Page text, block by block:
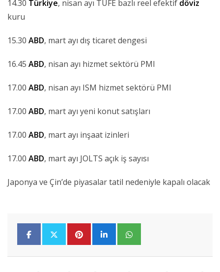
14.30 Türkiye, nisan ayı TÜFE bazlı reel efektif döviz
kuru
15.30 ABD, mart ayı dış ticaret dengesi
16.45 ABD, nisan ayı hizmet sektörü PMI
17.00 ABD, nisan ayı ISM hizmet sektörü PMI
17.00 ABD, mart ayı yeni konut satışları
17.00 ABD, mart ayı inşaat izinleri
17.00 ABD, mart ayı JOLTS açık iş sayısı
Japonya ve Çin’de piyasalar tatil nedeniyle kapalı olacak